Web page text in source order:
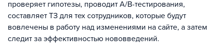
проверяет гипотезы, проводит A/B-тестирования,
составляет ТЗ для тех сотрудников, которые будут
вовлечены в работу над изменениями на сайте, а затем
следит за эффективностью нововведений.